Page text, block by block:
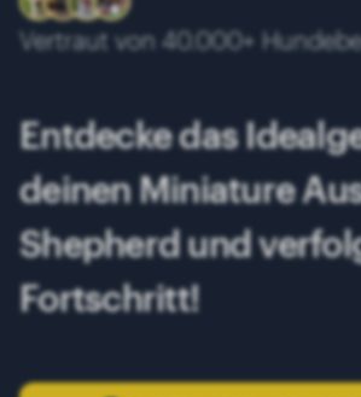
10 Monate
13 Monate 11.00
Vertraut von 40.000+
Entdecke das
deinen Miniature
Shepherd und
Fortschritt!